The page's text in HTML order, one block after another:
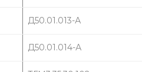
Д50.01.013-А
Д50.01.014-А